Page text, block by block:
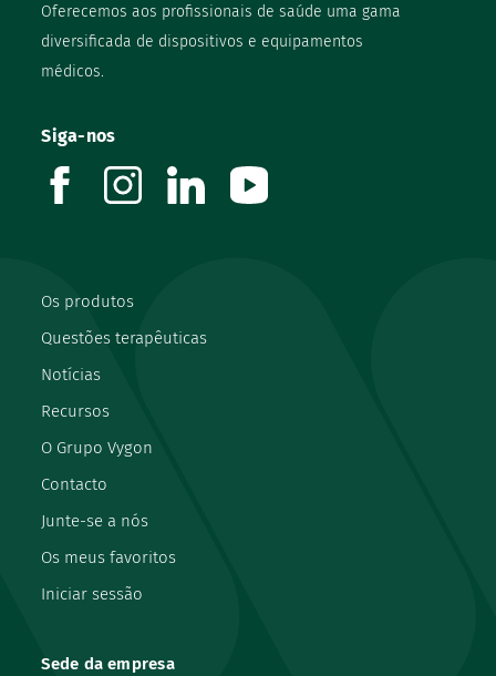
Oferecemos aos profissionais de saúde uma gama
diversificada de dispositivos e equipamentos
médicos.
Sede da empresa
Os produtos
Questões terapêuticas
Notícias
Recursos
O Grupo Vygon
Contacto
Junte-se a nós
Os meus favoritos
Iniciar sessão
Siga-nos
facebookinstagramlinkedin